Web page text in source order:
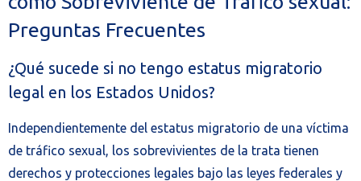
Preguntas Frecuentes
¿Qué sucede si no tengo estatus migratorio
legal en los Estados Unidos?
Independientemente del estatus migratorio de una víctima
de tráfico sexual, los sobrevivientes de la trata tienen
derechos y protecciones legales bajo las leyes federales y